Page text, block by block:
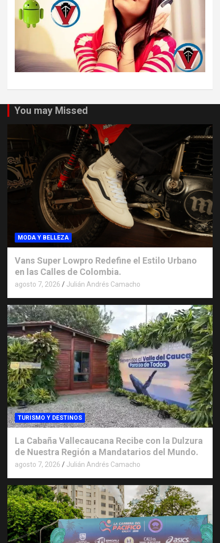
You may Missed
MODA Y BELLEZA
Vans Super Lowpro Redefine el Estilo Urbano
en las Calles de Colombia.
agosto 7, 2026 Julián Andrés Camacho
TURISMO Y DESTINOS
La Cabaña Vallecaucana Recibe con la Dulzura
de Nuestra Región a Mandatarios del Mundo.
agosto 7, 2026 Julián Andrés Camacho